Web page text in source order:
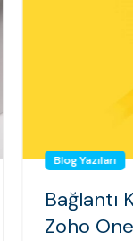
Blog Yazıları
Bağlantı
Zoho